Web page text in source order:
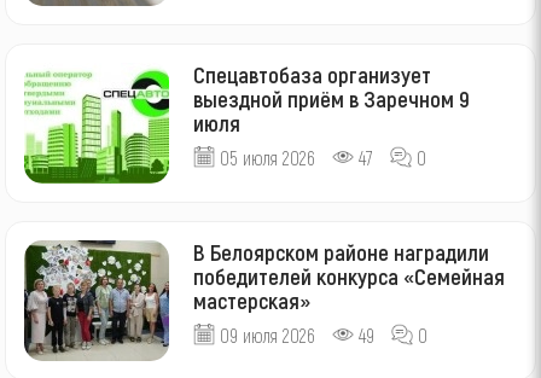
Спецавтобаза организует
выездной приём в Заречном 9
июля
05 июля 2026 47 0
В Белоярском районе наградили
победителей конкурса «Семейная
мастерская»
09 июля 2026 49 0